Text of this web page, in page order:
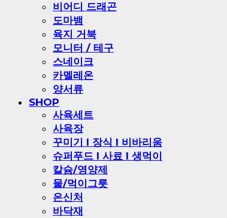
비어디 드래곤
도마뱀
육지 거북
모니터 / 테구
스네이크
카멜레온
양서류
SHOP
사육세트
사육장
꾸미기 l 장식 l 비바리움
슈퍼푸드 l 사료 l 생먹이
칼슘/영양제
물/먹이그릇
은신처
바닥재